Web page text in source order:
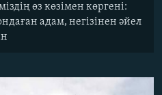
өз көзімен көргені:
адам, негізінен әйел